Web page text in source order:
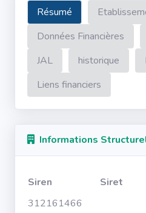
Résumé
Données Financières
JAL
historique
Liens financiers
Informations
Siren Siret
312161466